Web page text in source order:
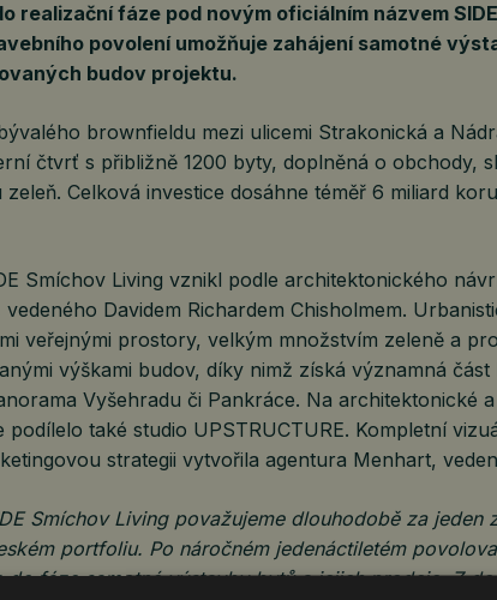
realizační fáze pod novým oficiálním názvem
povolení umožňuje zahájení samotné
budov projektu.
brownfieldu mezi ulicemi Strakonická a
čtvrť s přibližně 1200 byty, doplněná o obchody,
Celková investice dosáhne téměř 6 miliard
Smíchov Living vznikl podle architektonického
Davidem Richardem Chisholmem.
veřejnými prostory, velkým množstvím zeleně a
výškami budov, díky nimž získá významná
Vyšehradu či Pankráce. Na architektonické
podílelo také studio UPSTRUCTURE. Kompletní
strategii vytvořila agentura Menhart,
Smíchov Living považujeme dlouhodobě za jeden
portfoliu. Po náročném jedenáctiletém
do fáze samotné výstavby bytů a jejich prodeje. Z